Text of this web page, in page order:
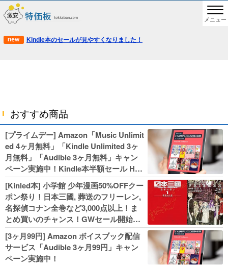
メニュー
Kindle本のセールが見やすくなりました！
おすすめ商品
[プライムデー] Amazon「Music Unlimit
ed 4ヶ月無料」「Kindle Unlimited 3ヶ
月無料」「Audible 3ヶ月無料」キャン
ペーン実施中！Kindle本半額セール HU
NTER×HUNTERなど集英社、無職転生,
幼女戦記などKADOKAWA、キャプテン
翼100円セールも！
[Kinled本] 小学館 少年漫画50%OFFクー
ポン祭り！日本三國, 葬送のフリーレン,
名探偵コナン全巻など3,000点以上！ま
とめ買いのチャンス！GWセール開始！
人気コミック多数 カドカワ祭やIT関連本
がセールに！
[3ヶ月99円] Amazon ボイスブック配信
サービス「Audible 3ヶ月99円」キャン
ペーン実施中！